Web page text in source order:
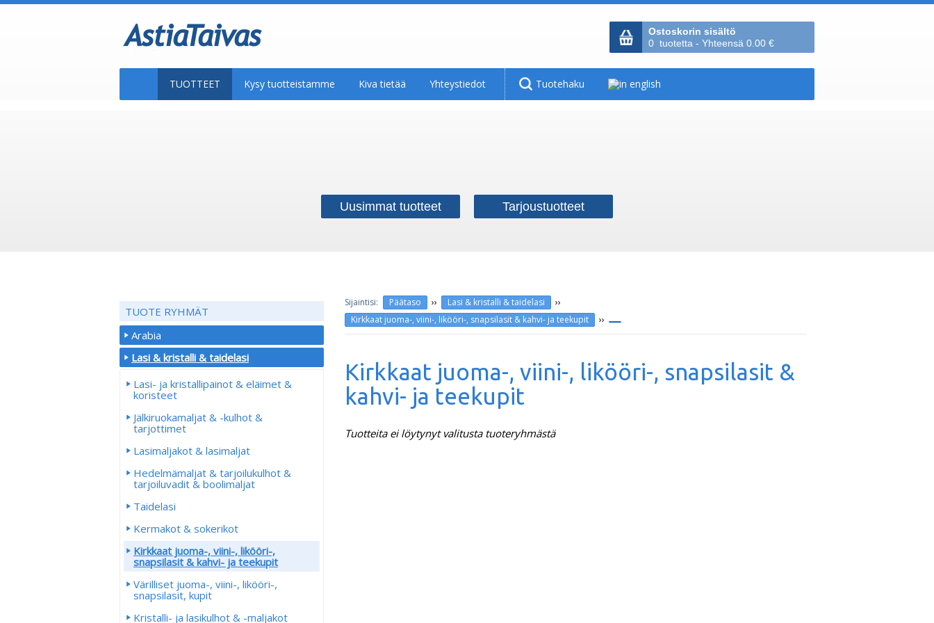
Ostoskorin sisältö
0 tuotetta - Yhteensä 0.00 €
TUOTTEET Kysy tuotteistamme Kiva tietää Yhteystiedot Tuotehaku
Uusimmat tuotteet Tarjoustuotteet
Päätaso ›› Lasi & kristalli & taidelasi ››
Kirkkaat juoma-, viini-, likööri-, snapsilasit & kahvi- ja teekupit ››
Kirkkaat juoma-, viini-, likööri-, snapsilasit &
kahvi- ja teekupit
Tuotteita ei löytynyt valitusta tuoteryhmästä
TUOTE RYHMÄT
Arabia
Lasi & kristalli & taidelasi
Lasi- ja kristallipainot & eläimet &
koristeet
Jälkiruokamaljat & -kulhot &
tarjottimet
Lasimaljakot & lasimaljat
Hedelmämaljat & tarjoilukulhot &
tarjoiluvadit & boolimaljat
Taidelasi
Kermakot & sokerikot
Kirkkaat juoma-, viini-, likööri-,
snapsilasit & kahvi- ja teekupit
Värilliset juoma-, viini-, likööri-,
snapsilasit, kupit
Kristalli- ja lasikulhot & -maljakot